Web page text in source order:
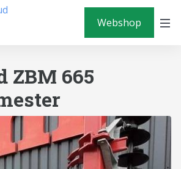
Webshop
ZBM 665